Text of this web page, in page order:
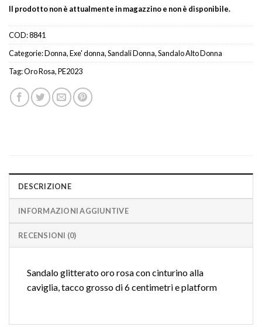
Il prodotto non è attualmente in magazzino e non è disponibile.
COD:8841
Categorie:Donna,Exe' donna,Sandali Donna,Sandalo Alto Donna
Tag:Oro Rosa,PE2023
DESCRIZIONE
INFORMAZIONI AGGIUNTIVE
RECENSIONI (0)
Sandalo glitterato oro rosa con cinturino alla
caviglia, tacco grosso di 6 centimetri e platform